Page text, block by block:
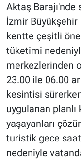
Aktaş Barajı'nde
İzmir
kentte çeşitli
tüketimi
merkezlerinden
23.00 ile 06.00
kesintisi
uygulanan planlı
yaşayanları
turistik gece
nedeniyle